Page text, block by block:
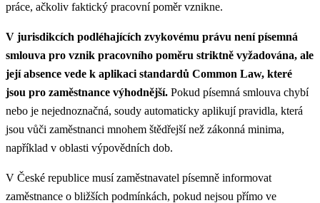
práce, ačkoliv faktický pracovní poměr vznikne.
V jurisdikcích podléhajících zvykovému právu není písemná
smlouva pro vznik pracovního poměru striktně vyžadována, ale
její absence vede k aplikaci standardů Common Law, které
jsou pro zaměstnance výhodnější. Pokud písemná smlouva chybí
nebo je nejednoznačná, soudy automaticky aplikují pravidla, která
jsou vůči zaměstnanci mnohem štědřejší než zákonná minima,
například v oblasti výpovědních dob.
V České republice musí zaměstnavatel písemně informovat
zaměstnance o bližších podmínkách, pokud nejsou přímo ve